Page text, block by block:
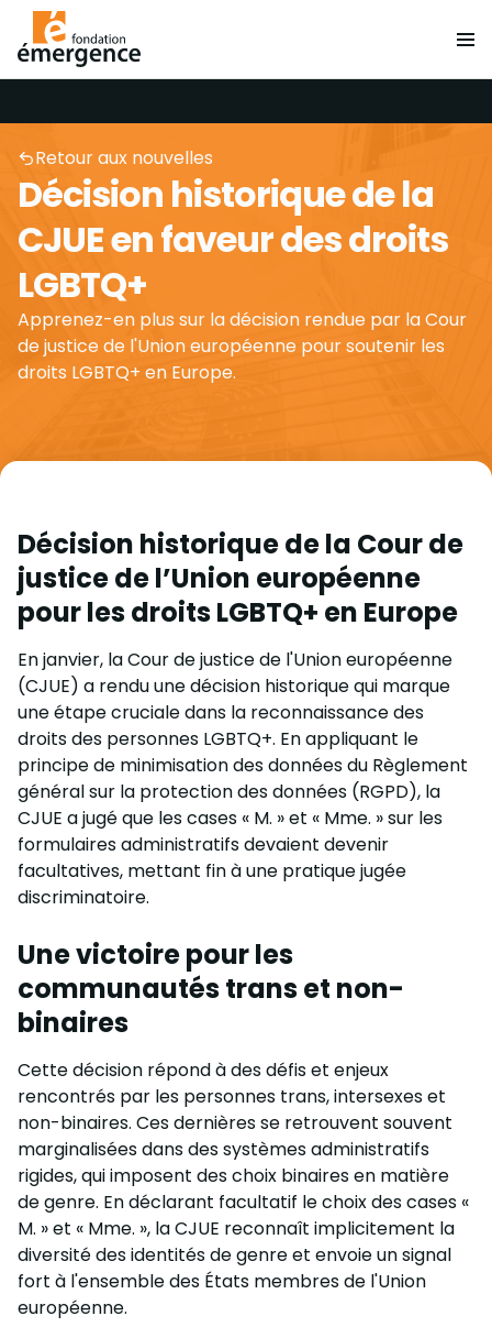
Retour aux nouvelles
Décision historique de la
CJUE en faveur des droits
LGBTQ+
Apprenez-en plus sur la décision rendue par la Cour
de justice de l'Union européenne pour soutenir les
droits LGBTQ+ en Europe.
Décision historique de la Cour de
justice de l’Union européenne
pour les droits LGBTQ+ en Europe
En janvier, la Cour de justice de l'Union européenne
(CJUE) a rendu une décision historique qui marque
une étape cruciale dans la reconnaissance des
droits des personnes LGBTQ+. En appliquant le
principe de minimisation des données du Règlement
général sur la protection des données (RGPD), la
CJUE a jugé que les cases « M. » et « Mme. » sur les
formulaires administratifs devaient devenir
facultatives, mettant fin à une pratique jugée
discriminatoire.
Une victoire pour les
communautés trans et non-
binaires
Cette décision répond à des défis et enjeux
rencontrés par les personnes trans, intersexes et
non-binaires. Ces dernières se retrouvent souvent
marginalisées dans des systèmes administratifs
rigides, qui imposent des choix binaires en matière
de genre. En déclarant facultatif le choix des cases «
M. » et « Mme. », la CJUE reconnaît implicitement la
diversité des identités de genre et envoie un signal
fort à l'ensemble des États membres de l'Union
européenne.